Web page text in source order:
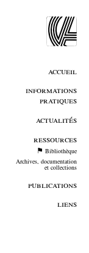
accueil
informations
pratiques
actualités
ressources
Bibliothèque
Archives, documentation
et collections
publications
liens